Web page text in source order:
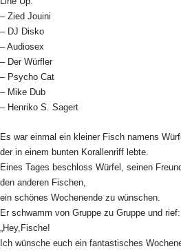
– Zied Jouini
– DJ Disko
– Audiosex
– Der Würfler
– Psycho Cat
– Mike Dub
– Henriko S. Sagert
Es war einmal ein kleiner Fisch namens
der in einem bunten Korallenriff lebte.
Eines Tages beschloss Würfel, seinen
den anderen Fischen,
ein schönes Wochenende zu wünschen.
Er schwamm von Gruppe zu Gruppe und rief:
„Hey,Fische!
Ich wünsche euch ein fantastisches